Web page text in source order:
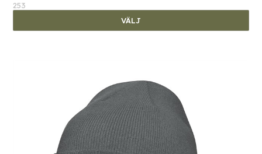
253
VÄLJ